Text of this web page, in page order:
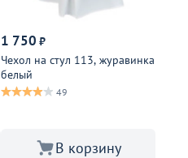
1 750 ₽
Чехол на стул 113, журавинка
белый
49
В корзину